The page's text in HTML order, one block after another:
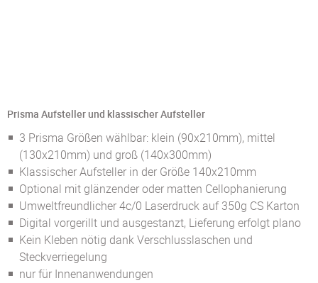
Prisma Aufsteller und klassischer Aufsteller
3 Prisma Größen wählbar: klein (90x210mm), mittel
(130x210mm) und groß (140x300mm)
Klassischer Aufsteller in der Größe 140x210mm
Optional mit glänzender oder matten Cellophanierung
Umweltfreundlicher 4c/0 Laserdruck auf 350g CS Karton
Digital vorgerillt und ausgestanzt, Lieferung erfolgt plano
Kein Kleben nötig dank Verschlusslaschen und
Steckverriegelung
nur für Innenanwendungen